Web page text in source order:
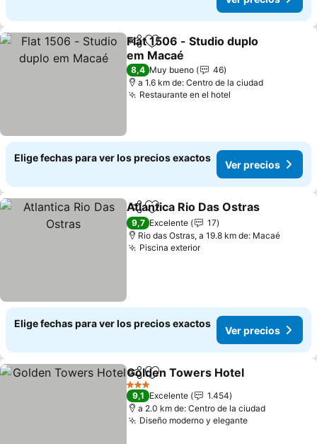
CompartirAgregar a favoritos
Flat 1506 - Studio duplo
em Macaé
Ver precios
8,4 Muy bueno
46
a 1.6 km de: Centro de la ciudad
Restaurante en el hotel
Elige fechas para ver los precios exactos
Ver precios
CompartirAgregar a favoritos
Atlantica Rio Das Ostras
9,7 Excelente
17
Rio das Ostras, a 19.8 km de: Macaé
Piscina exteriorVer precios
Elige fechas para ver los precios exactos
Ver precios
CompartirAgregar a favoritos
Golden Towers Hotel
3 Estrellas
9,1 Excelente
1.454
a 2.0 km de: Centro de la ciudad
Diseño moderno y eleganteVer precios